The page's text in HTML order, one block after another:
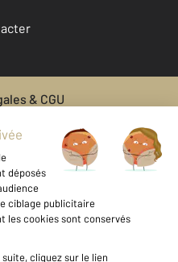
& CGU
des cookies
DOMAZAN
à DOMAZAN
Voir les prix au m2 de cette